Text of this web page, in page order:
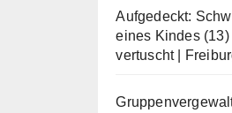
Aufgedeckt:
eines Kindes
vertuscht |